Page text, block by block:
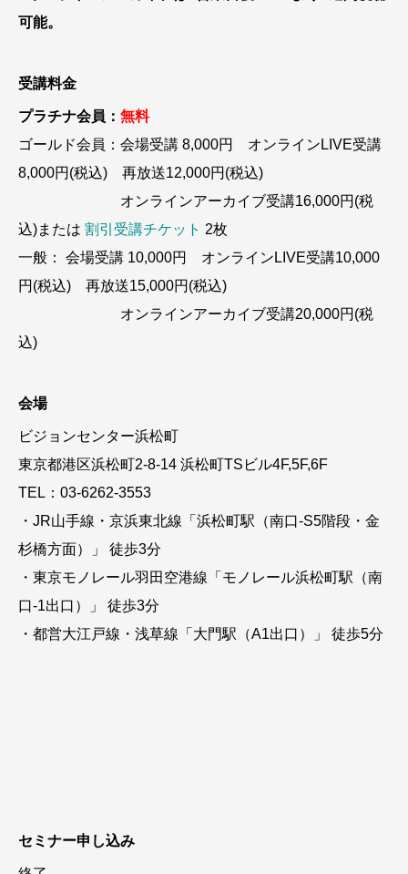
可能。
受講料金
プラチナ会員： 無料
ゴールド会員：会場受講 8,000円 オンラインLIVE受講
8,000円(税込) 再放送12,000円(税込)
オンラインアーカイブ受講16,000円(税
込)または 割引受講チケット 2枚
一般： 会場受講 10,000円 オンラインLIVE受講10,000
円(税込) 再放送15,000円(税込)
オンラインアーカイブ受講20,000円(税
込)
会場
ビジョンセンター浜松町
東京都港区浜松町2-8-14 浜松町TSビル4F,5F,6F
TEL：03-6262-3553
・JR山手線・京浜東北線「浜松町駅（南口-S5階段・金
杉橋方面）」 徒歩3分
・東京モノレール羽田空港線「モノレール浜松町駅（南
口-1出口）」 徒歩3分
・都営大江戸線・浅草線「大門駅（A1出口）」 徒歩5分
セミナー申し込み